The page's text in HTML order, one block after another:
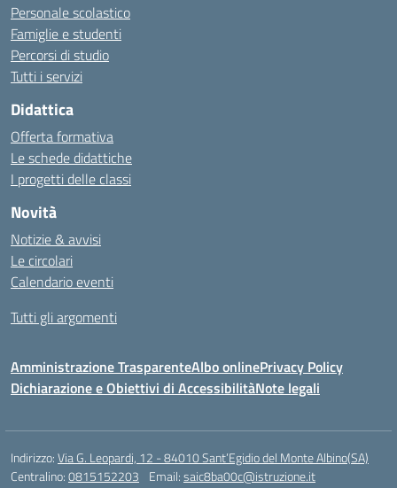
Personale scolastico
Famiglie e studenti
Percorsi di studio
Tutti i servizi
Didattica
Offerta formativa
Le schede didattiche
I progetti delle classi
Novità
Notizie & avvisi
Le circolari
Calendario eventi
Tutti gli argomenti
Amministrazione TrasparenteAlbo onlinePrivacy Policy
Dichiarazione e Obiettivi di AccessibilitàNote legali
Indirizzo:Via G. Leopardi, 12 - 84010 Sant’Egidio del Monte Albino(SA)
Centralino:0815152203 Email:saic8ba00c@istruzione.it